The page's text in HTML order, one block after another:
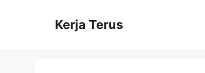
Kerja Terus